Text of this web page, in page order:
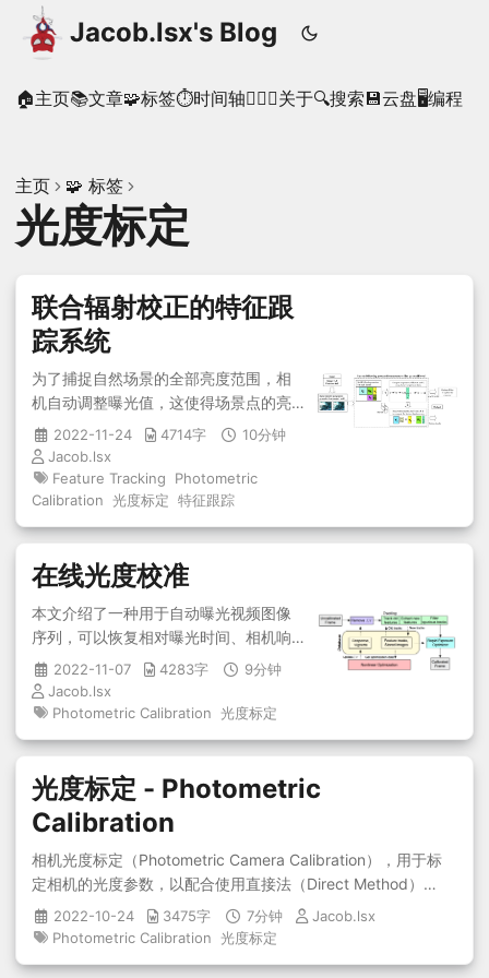
Jacob.lsx's Blog
🏠主页📚文章🧩标签⏱时间轴🙋🏻‍♂️关于🔍搜索💾云盘🖥️编程
主页 🧩 标签
光度标定
联合辐射校正的特征跟
踪系统
为了捕捉自然场景的全部亮度范围，相
机自动调整曝光值，这使得场景点的亮
度从一帧到另一帧发生变化。针对这样
的视频图像序列，文章介绍了一种同时
估计相机的辐射响应函数和帧间的曝光
差的特征跟踪系统。通过建立负责图像
得提出的跟踪器对亮度的变化更加稳
健。...
2022-11-24 4714字
10分钟
Jacob.lsx
Feature Tracking
Photometric
Calibration 光度标定 特征跟踪
在线光度校准
本文介绍了一种用于自动曝光视频图像
序列，可以恢复相对曝光时间、相机响
应函数和渐晕函数的全光度标定校准方
法。该方法可以用于离线校准现有数据
集，或与视觉里程计或 SLAM 系统结合
2022-11-07 4283字
9分钟
Jacob.lsx
Photometric Calibration 光度标定
光度标定 - Photometric
Calibration
相机光度标定（Photometric Camera Calibration），用于标
定相机的光度参数，以配合使用直接法（Direct Method）的
SLAM 算法满足基于光度不变假设进而提高精度及鲁棒性...
2022-10-24 3475字 7分钟
Jacob.lsx
Photometric Calibration 光度标定